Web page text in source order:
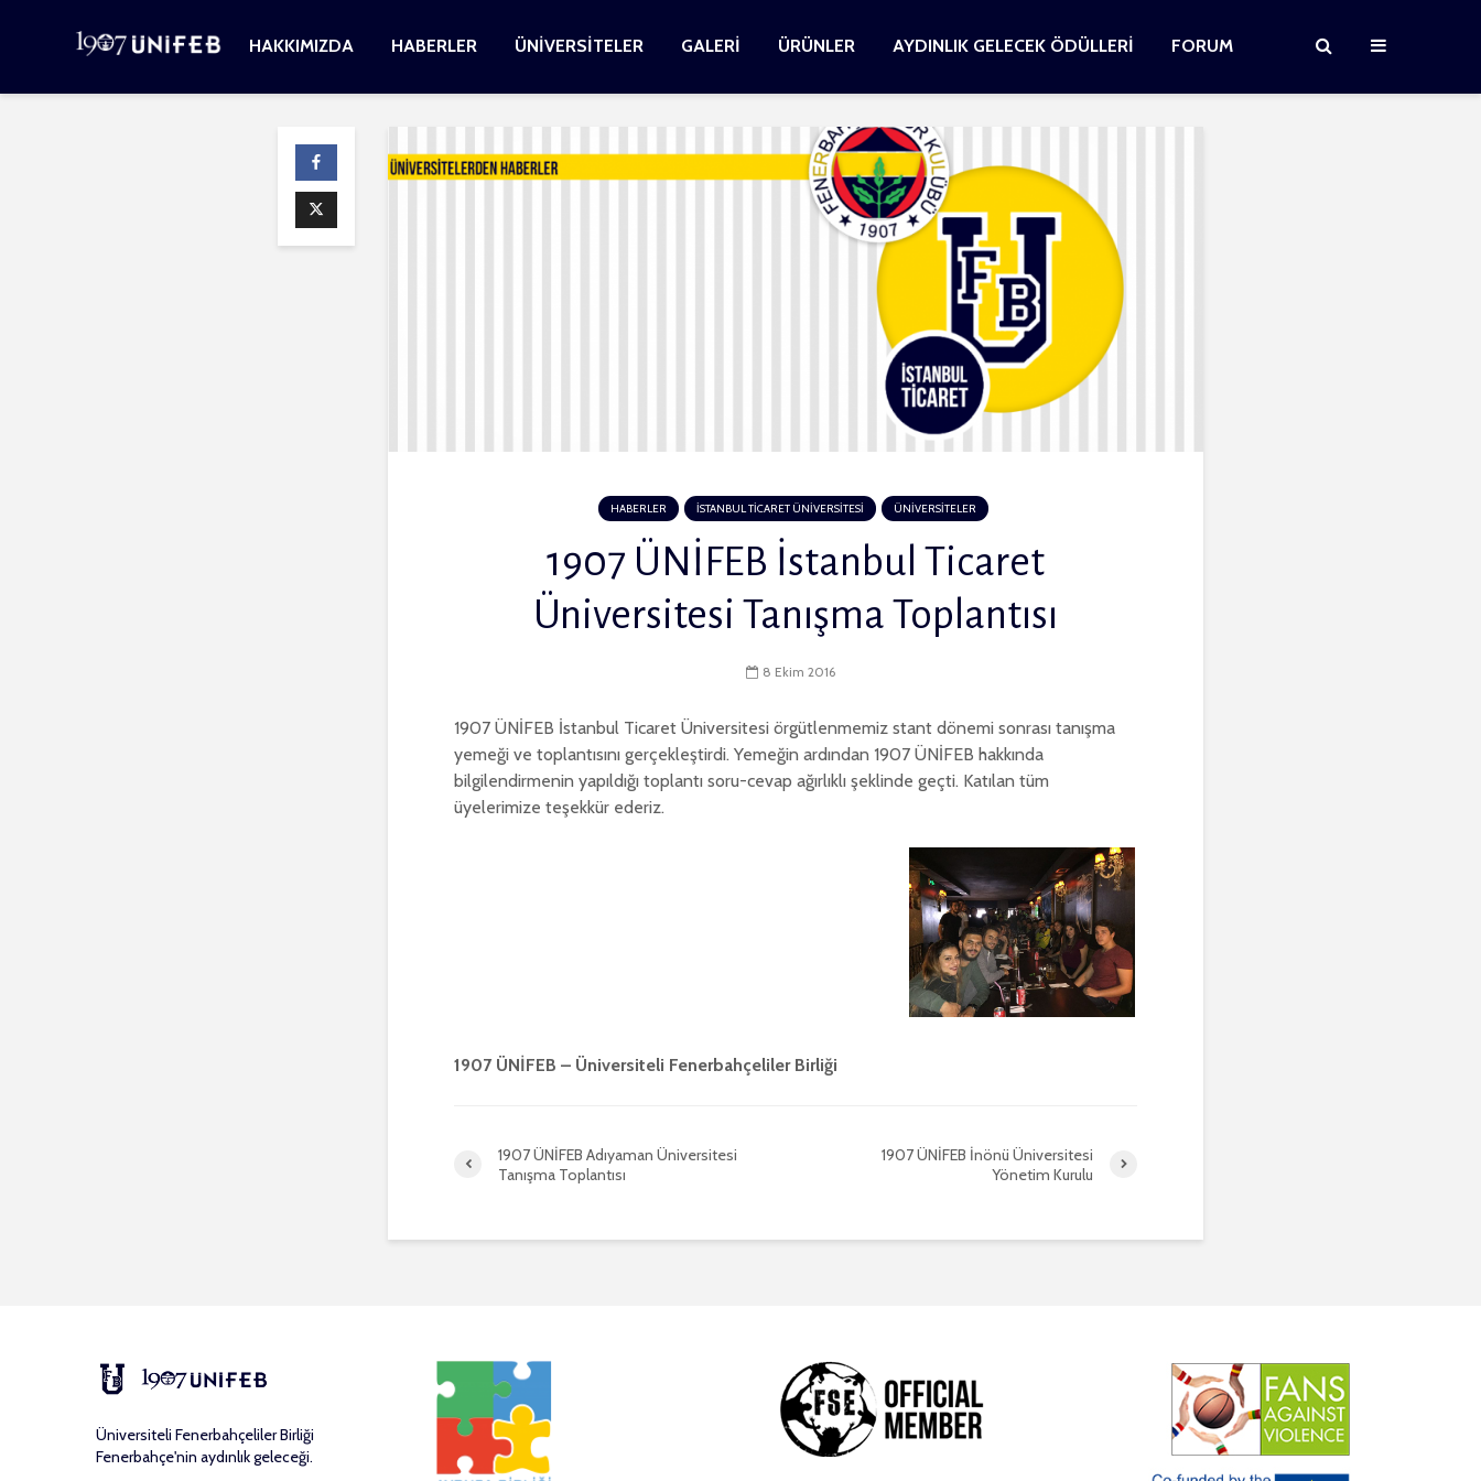
HAKKIMIZDA HABERLER ÜNİVERSİTELER GALERİ ÜRÜNLER AYDINLIK GELECEK ÖDÜLLERİ FORUM
HABERLER İSTANBUL TİCARET ÜNİVERSİTESİ ÜNİVERSİTELER
1907 ÜNİFEB İstanbul Ticaret
Üniversitesi Tanışma Toplantısı
8 Ekim 2016
1907 ÜNİFEB İstanbul Ticaret Üniversitesi örgütlenmemiz stant dönemi sonrası tanışma
yemeği ve toplantısını gerçekleştirdi. Yemeğin ardından 1907 ÜNİFEB hakkında
bilgilendirmenin yapıldığı toplantı soru-cevap ağırlıklı şeklinde geçti. Katılan tüm
üyelerimize teşekkür ederiz.
1907 ÜNİFEB – Üniversiteli Fenerbahçeliler Birliği
1907 ÜNİFEB Adıyaman Üniversitesi
Tanışma Toplantısı
1907 ÜNİFEB İnönü Üniversitesi
Yönetim Kurulu
Üniversiteli Fenerbahçeliler Birliği
Fenerbahçe'nin aydınlık geleceği.